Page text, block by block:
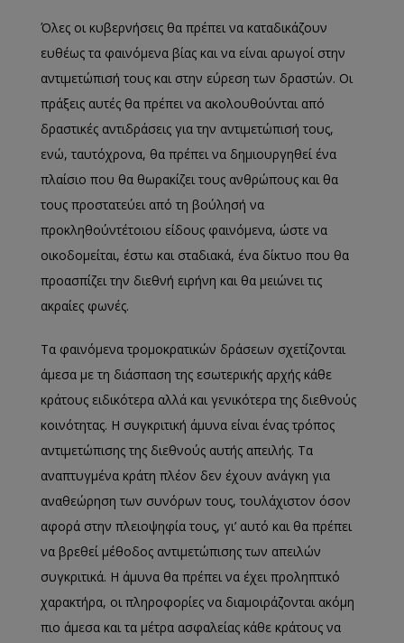
Όλες οι κυβερνήσεις θα πρέπει να καταδικάζουν
ευθέως τα φαινόμενα βίας και να είναι αρωγοί στην
αντιμετώπισή τους και στην εύρεση των δραστών. Οι
πράξεις αυτές θα πρέπει να ακολουθούνται από
δραστικές αντιδράσεις για την αντιμετώπισή τους,
ενώ, ταυτόχρονα, θα πρέπει να δημιουργηθεί ένα
πλαίσιο που θα θωρακίζει τους ανθρώπους και θα
τους προστατεύει από τη βούλησή να
προκληθούντέτοιου είδους φαινόμενα, ώστε να
οικοδομείται, έστω και σταδιακά, ένα δίκτυο που θα
προασπίζει την διεθνή ειρήνη και θα μειώνει τις
ακραίες φωνές.
Τα φαινόμενα τρομοκρατικών δράσεων σχετίζονται
άμεσα με τη διάσπαση της εσωτερικής αρχής κάθε
κράτους ειδικότερα αλλά και γενικότερα της διεθνούς
κοινότητας. Η συγκριτική άμυνα είναι ένας τρόπος
αντιμετώπισης της διεθνούς αυτής απειλής. Τα
αναπτυγμένα κράτη πλέον δεν έχουν ανάγκη για
αναθεώρηση των συνόρων τους, τουλάχιστον όσον
αφορά στην πλειοψηφία τους, γι’ αυτό και θα πρέπει
να βρεθεί μέθοδος αντιμετώπισης των απειλών
συγκριτικά. Η άμυνα θα πρέπει να έχει προληπτικό
χαρακτήρα, οι πληροφορίες να διαμοιράζονται ακόμη
πιο άμεσα και τα μέτρα ασφαλείας κάθε κράτους να